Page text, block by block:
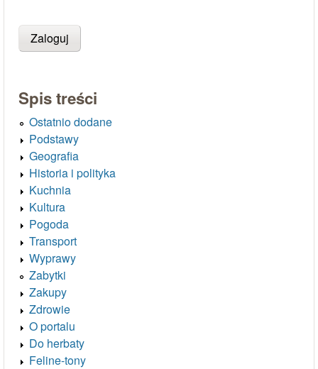
Spis treści
Ostatnio dodane
Podstawy
Geografia
Historia i polityka
Kuchnia
Kultura
Pogoda
Transport
Wyprawy
Zabytki
Zakupy
Zdrowie
O portalu
Do herbaty
Feline-tony